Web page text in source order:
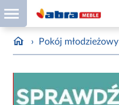
› Pokój młodzieżowy